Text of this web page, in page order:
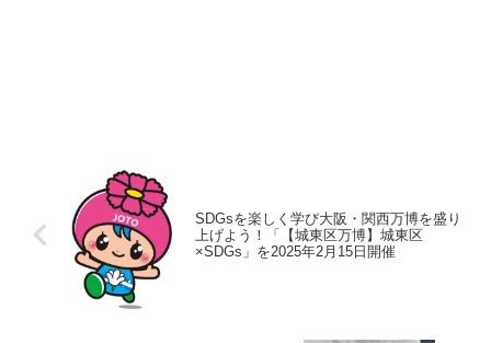
SDGsを楽しく学び大阪・関西万博を盛り
上げよう！「【城東区万博】城東区
×SDGs」を2025年2月15日開催